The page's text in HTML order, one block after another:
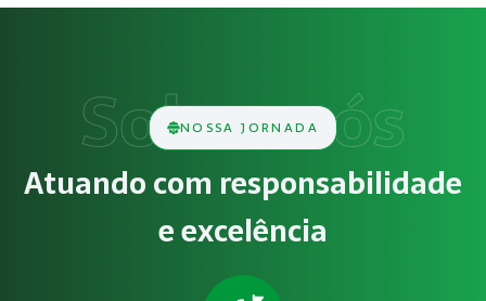
Como funciona Gestão de SST para o
Obrigatoriedade legal
Empresas que exercem atividades com exposição a riscos
Atendimento especializado
A Megatrab - Engenharia de Segurança do Trabalho
NOSSA JORNADA
Atuando com responsabilidade
e excelência